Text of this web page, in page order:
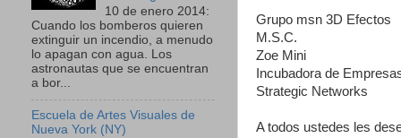
Grupo msn 3D Efectos
M.S.C.
Zoe Mini
Incubadora de
Strategic Networks
A todos ustedes les
10 de enero 2014:
Cuando los bomberos quieren
extinguir un incendio, a menudo
lo apagan con agua. Los
astronautas que se encuentran
a bor...
Escuela de Artes Visuales de
Nueva York (NY)